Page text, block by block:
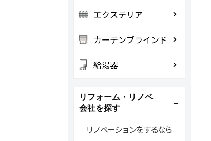
エクステリア
カーテンブラインド
給湯器
リフォーム・リノベ
会社を探す
リノベーションをするなら